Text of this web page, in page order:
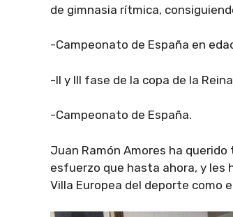
de gimnasia rítmica,
-Campeonato de España en
-II y III fase de la copa de la
-Campeonato de España.
Juan Ramón Amores ha
esfuerzo que hasta ahora, y les
Villa Europea del deporte como